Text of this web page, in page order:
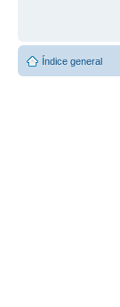
Índice general